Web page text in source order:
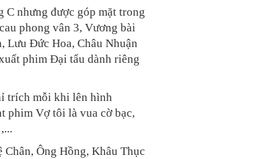
nhưng được góp mặt trong
phong vân 3, Vương bài
Lưu Đức Hoa, Châu Nhuận
phim Đại tẩu dành riêng
trích mỗi khi lên hình
phim Vợ tôi là vua cờ bạc,
Ông Hồng, Khâu Thục